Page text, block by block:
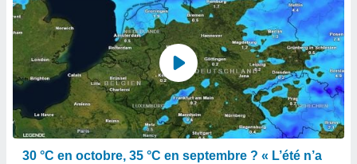
30 °C en octobre, 35 °C en septembre ? « L’été n’a